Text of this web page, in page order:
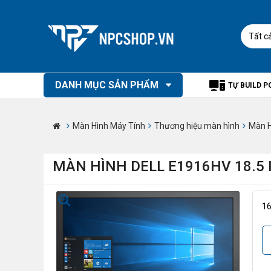
Tất
DANH MỤC SẢN PHẨM TỰ BUILD
Màn Hình Máy Tính Thương hiệu màn hình Màn
MÀN HÌNH DELL E1916HV